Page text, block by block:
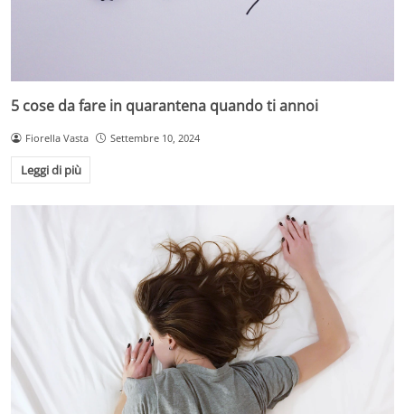
5 cose da fare in quarantena quando ti annoi
Fiorella Vasta Settembre 10, 2024
Leggi di più